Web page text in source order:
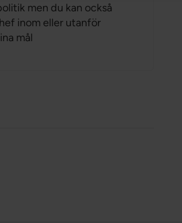
men du kan också
inom eller utanför
mål